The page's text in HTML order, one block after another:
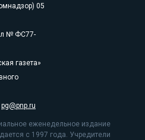
05
№ ФС77-
газета»
pg@pnp.ru
еженедельное издание
с 1997 года. Учредители